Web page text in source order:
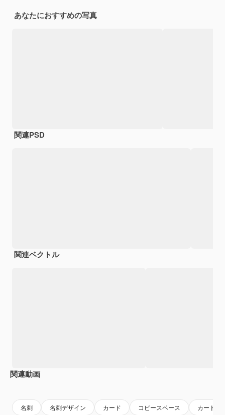
あなたにおすすめの写真
関連PSD
関連ベクトル
関連動画
名刺 名刺デザイン カード コピースペース カードデ